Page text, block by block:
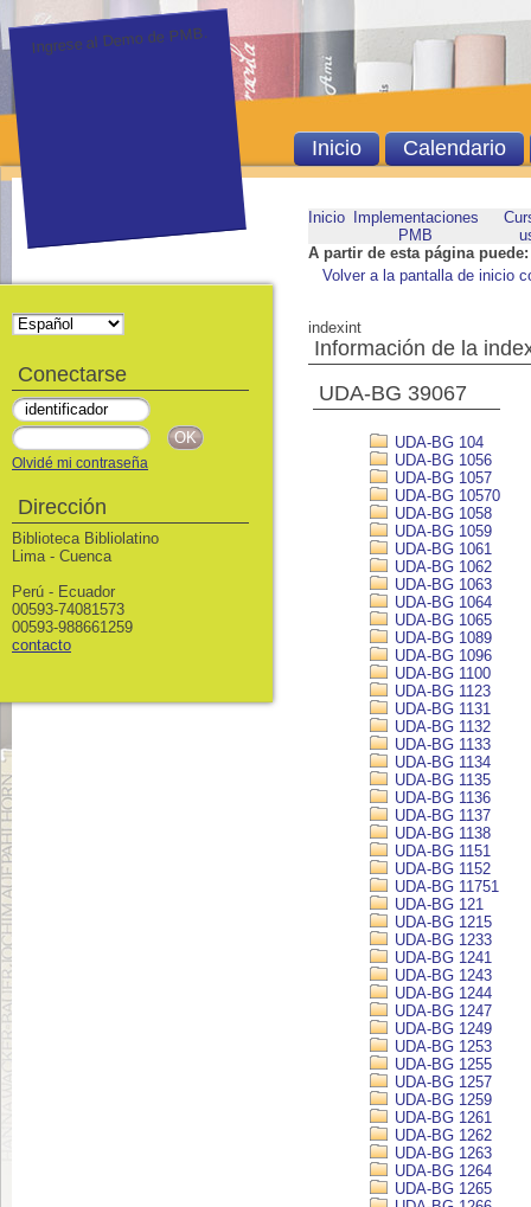
Inicio
Implementaciones
PMB
A partir de esta página puede:
Volver a la pantalla de inicio
indexint
Información de la
UDA-BG 39067
UDA-BG 104
UDA-BG 1056
UDA-BG 1057
UDA-BG 10570
UDA-BG 1058
UDA-BG 1059
UDA-BG 1061
UDA-BG 1062
UDA-BG 1063
UDA-BG 1064
UDA-BG 1065
UDA-BG 1089
UDA-BG 1096
UDA-BG 1100
UDA-BG 1123
UDA-BG 1131
UDA-BG 1132
UDA-BG 1133
UDA-BG 1134
UDA-BG 1135
UDA-BG 1136
UDA-BG 1137
UDA-BG 1138
UDA-BG 1151
UDA-BG 1152
UDA-BG 11751
UDA-BG 121
UDA-BG 1215
UDA-BG 1233
UDA-BG 1241
UDA-BG 1243
UDA-BG 1244
UDA-BG 1247
UDA-BG 1249
UDA-BG 1253
UDA-BG 1255
UDA-BG 1257
UDA-BG 1259
UDA-BG 1261
UDA-BG 1262
UDA-BG 1263
UDA-BG 1264
UDA-BG 1265
Ingrese al Demo de PMB.
Inicio Calendario
Conectarse
Olvidé mi contraseña
Dirección
Biblioteca Bibliolatino
Lima - Cuenca
Perú - Ecuador
00593-74081573
00593-988661259
contacto